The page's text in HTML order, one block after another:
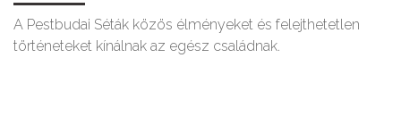
A Pestbudai Séták közös élményeket és felejthetetlen
történeteket kínálnak az egész családnak.